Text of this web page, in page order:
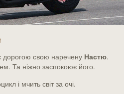
дорогою свою наречену Настю.
Та ніжно заспокоює його.
і мчить світ за очі.